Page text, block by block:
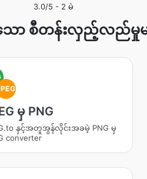
3.0/5 - 2 မဲ
ာ စီတန်းလှည့်လည်မှုမျ
မှ PNG
နှင့်အတူအွန်လိုင်းအခမဲ့ PNG မှ
converter